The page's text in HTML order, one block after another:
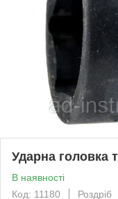
Ударна головка
В наявності
Код: 11180
Роздріб